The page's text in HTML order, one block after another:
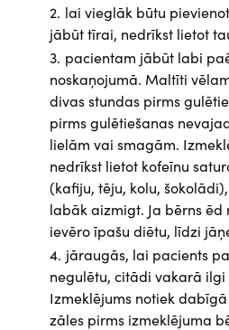
lai vieglāk būtu
jābūt tīrai, nedrīkst lietot
pacientam jābūt labi
noskaņojumā. Maltīti
divas stundas pirms
pirms gulētiešanas
lielām vai smagām.
nedrīkst lietot kofeīnu
(kafiju, tēju, kolu,
labāk aizmigt. Ja bērns ēd
ievēro īpašu diētu, līdzi
jāraugās, lai pacients
negulētu, citādi vakarā
Izmeklējums notiek
zāles pirms izmeklējuma